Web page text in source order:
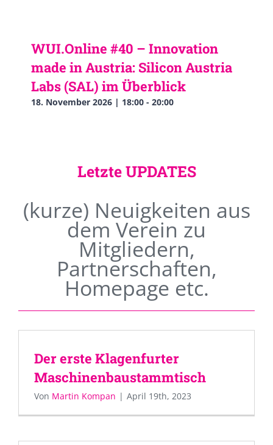
WUI.Online #40 – Innovation
made in Austria: Silicon Austria
Labs (SAL) im Überblick
18. November 2026 | 18:00 - 20:00
Letzte UPDATES
(kurze) Neuigkeiten aus
dem Verein zu
Mitgliedern,
Partnerschaften,
Homepage etc.
Der erste Klagenfurter
Maschinenbaustammtisch
Von Martin Kompan | April 19th, 2023